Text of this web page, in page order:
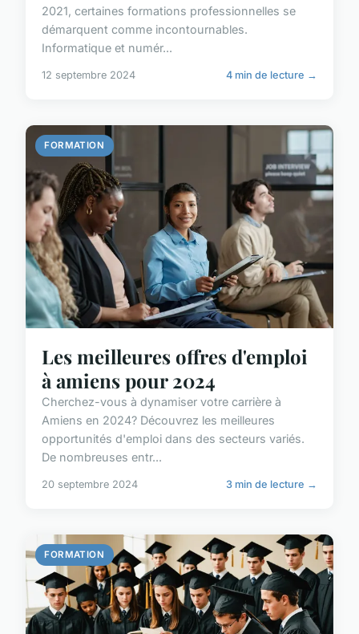
2021, certaines formations professionnelles se
démarquent comme incontournables.
Informatique et numér...
12 septembre 2024 4 min de lecture →
FORMATION
Les meilleures offres d'emploi
à amiens pour 2024
Cherchez-vous à dynamiser votre carrière à
Amiens en 2024? Découvrez les meilleures
opportunités d'emploi dans des secteurs variés.
De nombreuses entr...
20 septembre 2024 3 min de lecture →
FORMATION